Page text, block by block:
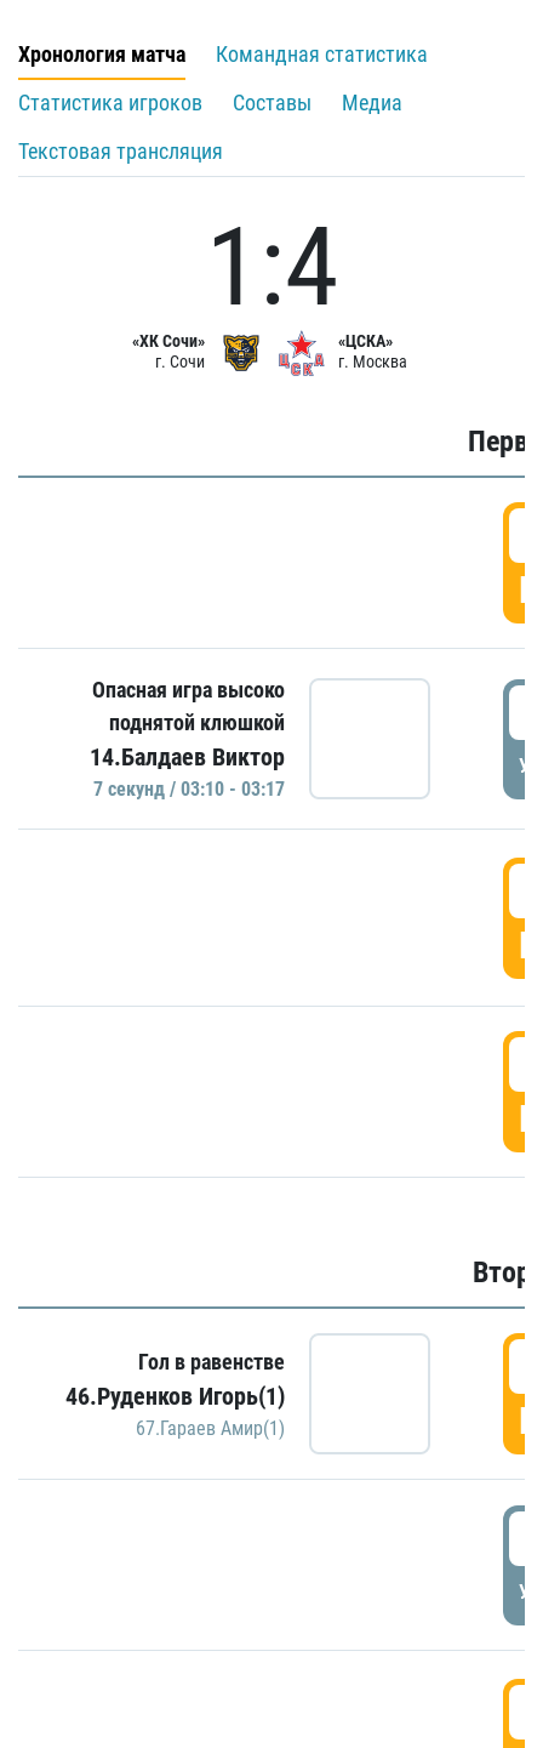
Хронология матча
Командная статистика
Статистика игроков
Составы
Медиа
Текстовая трансляция
«ХК Сочи»
г. Сочи
1:4
«ЦСКА»
г. Москва
Опасная игра высоко
поднятой клюшкой
14.Балдаев Виктор
7 секунд / 03:10 - 03:17
Гол в равенстве
46.Руденков Игорь(1)
67.Гараев Амир(1)